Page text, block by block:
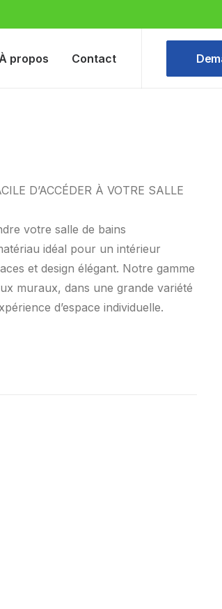
propos Contact
D’ACCÉDER À VOTRE SALLE
votre salle de bains
idéal pour un intérieur
et design élégant. Notre gamme
muraux, dans une grande variété
d’espace individuelle.